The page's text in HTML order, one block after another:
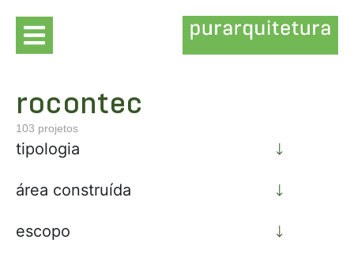
rocontec
103 projetos
tipologia
área construída
escopo